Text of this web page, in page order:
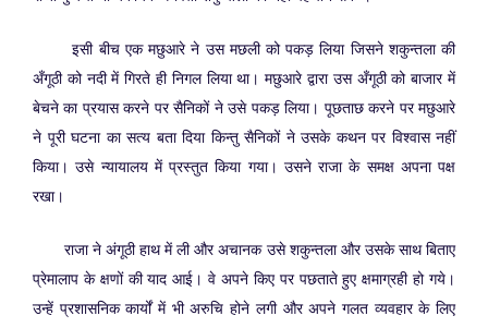
इसी बीच एक मछुआरे ने उस मछली को पकड़ लिया जिसने शकुन्तला की
अँगूठी को नदी में गिरते ही निगल लिया था। मछुआरे द्वारा उस अँगूठी को बाजार में
बेचने का प्रयास करने पर सैनिकों ने उसे पकड़ लिया। पूछताछ करने पर मछुआरे
ने पूरी घटना का सत्य बता दिया किन्तु सैनिकों ने उसके कथन पर विश्वास नहीं
किया। उसे न्यायालय में प्रस्तुत किया गया। उसने राजा के समक्ष अपना पक्ष
रखा।
राजा ने अंगूठी हाथ में ली और अचानक उसे शकुन्तला और उसके साथ बिताए
प्रेमालाप के क्षणों की याद आई। वे अपने किए पर पछताते हुए क्षमाग्रही हो गये।
उन्हें प्रशासनिक कार्यों में भी अरुचि होने लगी और अपने गलत व्यवहार के लिए